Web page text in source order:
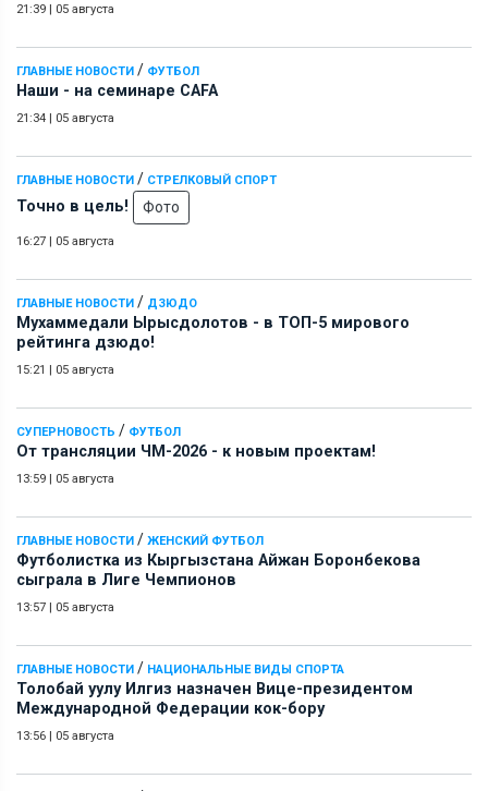
21:39 | 05 августа
ГЛАВНЫЕ НОВОСТИ / ФУТБОЛ
Наши - на семинаре СAFA
21:34 | 05 августа
ГЛАВНЫЕ НОВОСТИ / СТРЕЛКОВЫЙ СПОРТ
Точно в цель! Фото
16:27 | 05 августа
ГЛАВНЫЕ НОВОСТИ / ДЗЮДО
Мухаммедали Ырысдолотов - в ТОП-5 мирового
рейтинга дзюдо!
15:21 | 05 августа
СУПЕРНОВОСТЬ / ФУТБОЛ
От трансляции ЧМ-2026 - к новым проектам!
13:59 | 05 августа
ГЛАВНЫЕ НОВОСТИ / ЖЕНСКИЙ ФУТБОЛ
Футболистка из Кыргызстана Айжан Боронбекова
сыграла в Лиге Чемпионов
13:57 | 05 августа
ГЛАВНЫЕ НОВОСТИ / НАЦИОНАЛЬНЫЕ ВИДЫ СПОРТА
Толобай уулу Илгиз назначен Вице-президентом
Международной Федерации кок-бору
13:56 | 05 августа